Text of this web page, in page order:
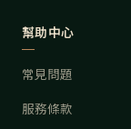
幫助中心
常見問題
服務條款